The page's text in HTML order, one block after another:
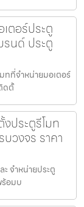
เตอร์ประตู
รนด์ ประตู
มทที่จำหน่ายมอเตอร์
ดตั้
ประตูรีโมท
วงจร ราคา
จำหน่ายประตู
ร้อมบ